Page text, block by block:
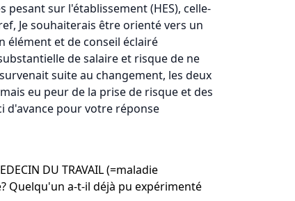
sur l'établissement (HES), celle-
Je souhaiterais être orienté vers un
élément et de conseil éclairé
de salaire et risque de ne
suite au changement, les deux
eu peur de la prise de risque et des
d'avance pour votre réponse
DU TRAVAIL (=maladie
Quelqu'un a-t-il déjà pu expérimenté